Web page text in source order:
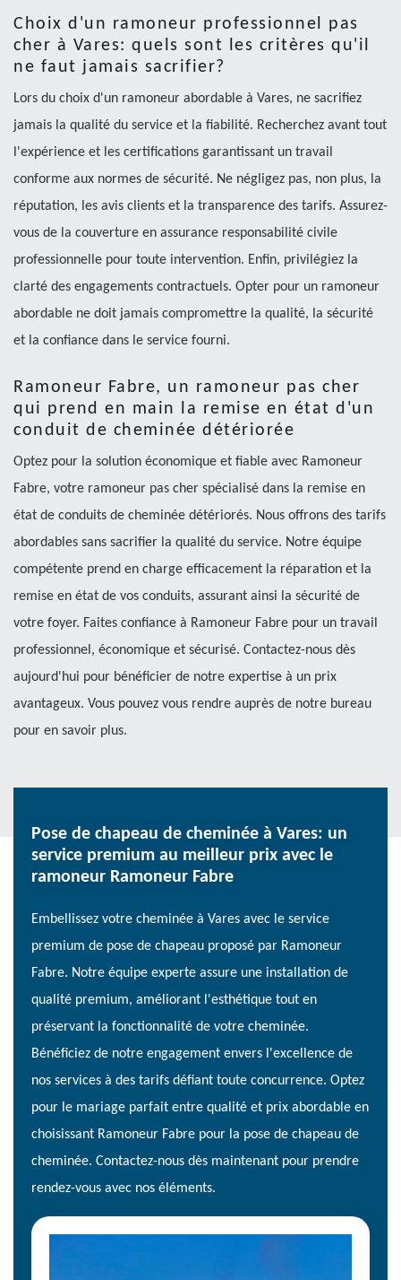
Choix d'un ramoneur professionnel pas
cher à Vares: quels sont les critères qu'il
ne faut jamais sacrifier?
Lors du choix d'un ramoneur abordable à Vares, ne sacrifiez
jamais la qualité du service et la fiabilité. Recherchez avant tout
l'expérience et les certifications garantissant un travail
conforme aux normes de sécurité. Ne négligez pas, non plus, la
réputation, les avis clients et la transparence des tarifs. Assurez-
vous de la couverture en assurance responsabilité civile
professionnelle pour toute intervention. Enfin, privilégiez la
clarté des engagements contractuels. Opter pour un ramoneur
abordable ne doit jamais compromettre la qualité, la sécurité
et la confiance dans le service fourni.
Ramoneur Fabre, un ramoneur pas cher
qui prend en main la remise en état d'un
conduit de cheminée détériorée
Optez pour la solution économique et fiable avec Ramoneur
Fabre, votre ramoneur pas cher spécialisé dans la remise en
état de conduits de cheminée détériorés. Nous offrons des tarifs
abordables sans sacrifier la qualité du service. Notre équipe
compétente prend en charge efficacement la réparation et la
remise en état de vos conduits, assurant ainsi la sécurité de
votre foyer. Faites confiance à Ramoneur Fabre pour un travail
professionnel, économique et sécurisé. Contactez-nous dès
aujourd'hui pour bénéficier de notre expertise à un prix
avantageux. Vous pouvez vous rendre auprès de notre bureau
pour en savoir plus.
Pose de chapeau de cheminée à Vares: un
service premium au meilleur prix avec le
ramoneur Ramoneur Fabre
Embellissez votre cheminée à Vares avec le service
premium de pose de chapeau proposé par Ramoneur
Fabre. Notre équipe experte assure une installation de
qualité premium, améliorant l'esthétique tout en
préservant la fonctionnalité de votre cheminée.
Bénéficiez de notre engagement envers l'excellence de
nos services à des tarifs défiant toute concurrence. Optez
pour le mariage parfait entre qualité et prix abordable en
choisissant Ramoneur Fabre pour la pose de chapeau de
cheminée. Contactez-nous dès maintenant pour prendre
rendez-vous avec nos éléments.